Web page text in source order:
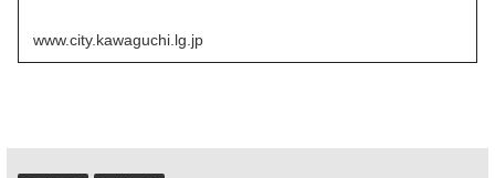
www.city.kawaguchi.lg.jp